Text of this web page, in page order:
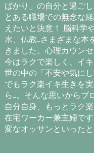
ばかり」の自分と過ごし
とある職場での無念な
えたいと決意！ 脳科学
水、仏教…さまざまな本
きました。心理カウン
今はラクで楽しく、イ
世の中の「不安や気に
でもラク楽イキ生きを
ら…。そんな思いからブ
自分自身、もっとラク
在宅ワーカー兼主婦で
変なオッサンといった